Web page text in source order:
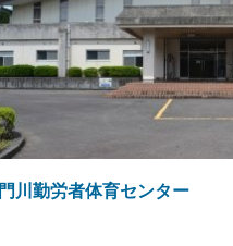
門川勤労者体育センター